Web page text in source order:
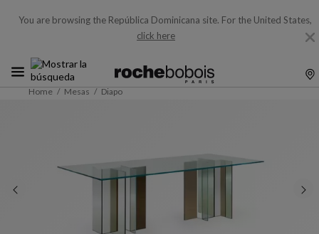
You are browsing the República Dominicana site. For the United States,
click here
Home Mesas Diapo